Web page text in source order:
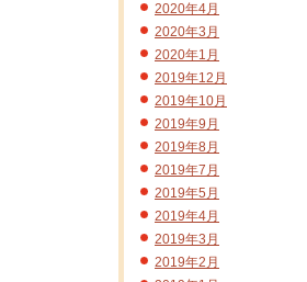
2020年4月
2020年3月
2020年1月
2019年12月
2019年10月
2019年9月
2019年8月
2019年7月
2019年5月
2019年4月
2019年3月
2019年2月